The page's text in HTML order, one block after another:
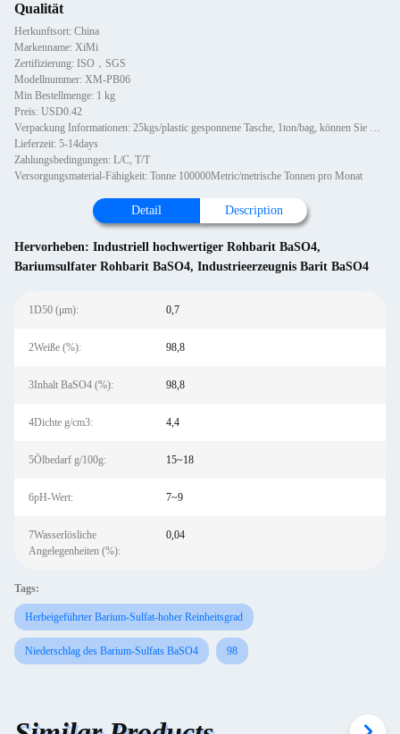
Qualität
Herkunftsort: China
Markenname: XiMi
Zertifizierung: ISO，SGS
Modellnummer: XM-PB06
Min Bestellmenge: 1 kg
Preis: USD0.42
Verpackung Informationen: 25kgs/plastic gesponnene Tasche, 1ton/bag, können Sie mit Palette oder nicht hölzernen Paletten, 1~1
Lieferzeit: 5-14days
Zahlungsbedingungen: L/C, T/T
Versorgungsmaterial-Fähigkeit: Tonne 100000Metric/metrische Tonnen pro Monat
Detail Description
Hervorheben: Industriell hochwertiger Rohbarit BaSO4,
Bariumsulfater Rohbarit BaSO4, Industrieerzeugnis Barit BaSO4
1D50 (μm): 0,7
2Weiße (%): 98,8
3Inhalt BaSO4 (%): 98,8
4Dichte g/cm3: 4,4
5Ölbedarf g/100g: 15~18
6pH-Wert: 7~9
7Wasserlösliche
Angelegenheiten (%):
0,04
Tags:
Herbeigeführter Barium-Sulfat-hoher Reinheitsgrad
Niederschlag des Barium-Sulfats BaSO4 98